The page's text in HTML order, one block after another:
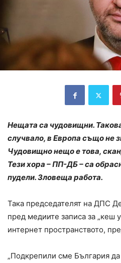
Нещата са чудовищни.
случвало, в Европа също не
Чудовищно нещо е това,
Тези хора – ПП-ДБ – са
пудели. Зловеща работа.
Така председателят на ДПС
пред медиите записа за „кеш
интернет пространството,
„Подкрепили сме България